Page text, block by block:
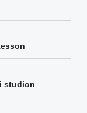
studion